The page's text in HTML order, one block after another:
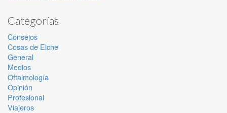
Categorías
Consejos
Cosas de Elche
General
Medios
Oftalmología
Opinión
Profesional
Viajeros